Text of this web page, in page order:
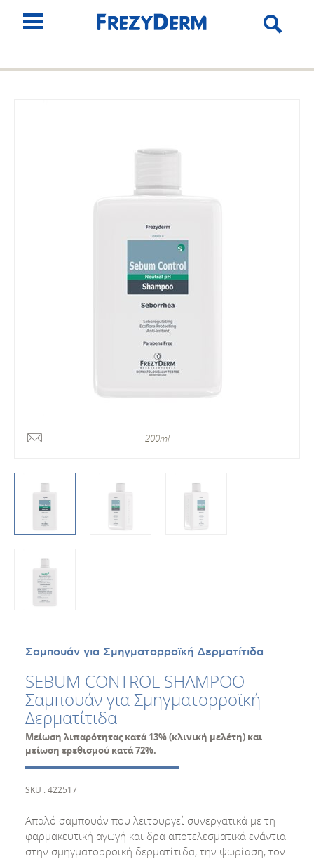
200ml
Σαμπουάν για Σμηγματορροϊκή Δερματίτιδα
SEBUM CONTROL SHAMPOO
Σαμπουάν για Σμηγματορροϊκή
Δερματίτιδα
Μείωση λιπαρότητας κατά 13% (κλινική μελέτη) και
μείωση ερεθισμού κατά 72%.
SKU : 422517
Απαλό σαμπουάν που λειτουργεί συνεργατικά με τη
φαρμακευτική αγωγή και δρα αποτελεσματικά ενάντια
στην σμηγματορροϊκή δερματίτιδα, την ψωρίαση, τον